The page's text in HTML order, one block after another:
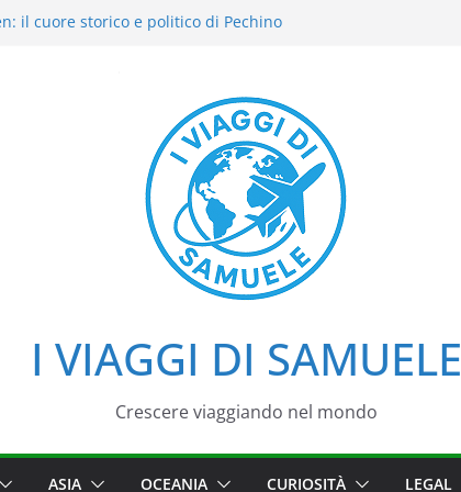
il cuore storico e politico di Pechino
d’Estate tra loto, camminate e
viaggio tra imperatori, simboli e cortili
I VIAGGI DI SAMUELE
Crescere viaggiando nel mondo
ASIA OCEANIA CURIOSITÀ LEGAL